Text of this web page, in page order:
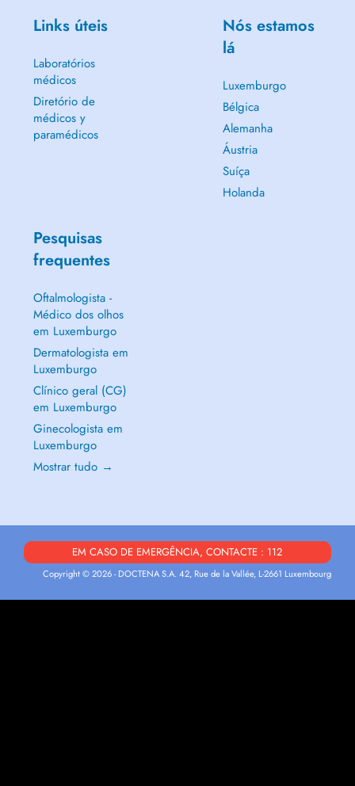
Links úteis
Laboratórios
médicos
Diretório de
médicos y
paramédicos
Nós estamos
lá
Luxemburgo
Bélgica
Alemanha
Áustria
Suíça
Holanda
Pesquisas
frequentes
Oftalmologista -
Médico dos olhos
em Luxemburgo
Dermatologista em
Luxemburgo
Clínico geral (CG)
em Luxemburgo
Ginecologista em
Luxemburgo
Mostrar tudo →
EM CASO DE EMERGÊNCIA, CONTACTE : 112
Copyright © 2026 - DOCTENA S.A. 42, Rue de la Vallée, L-2661 Luxembourg